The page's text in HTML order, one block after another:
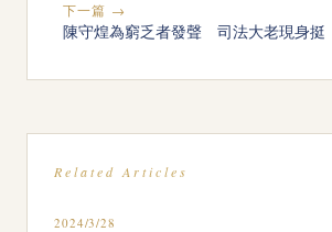
下一篇 →
陳守煌為窮乏者發聲 司法大老現身挺
Related Articles
2024/3/28